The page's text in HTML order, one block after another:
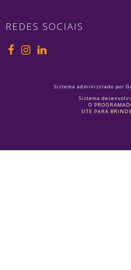
REDES SOCIAIS
Sistema administrado por
Sistema
O
SITE PARA